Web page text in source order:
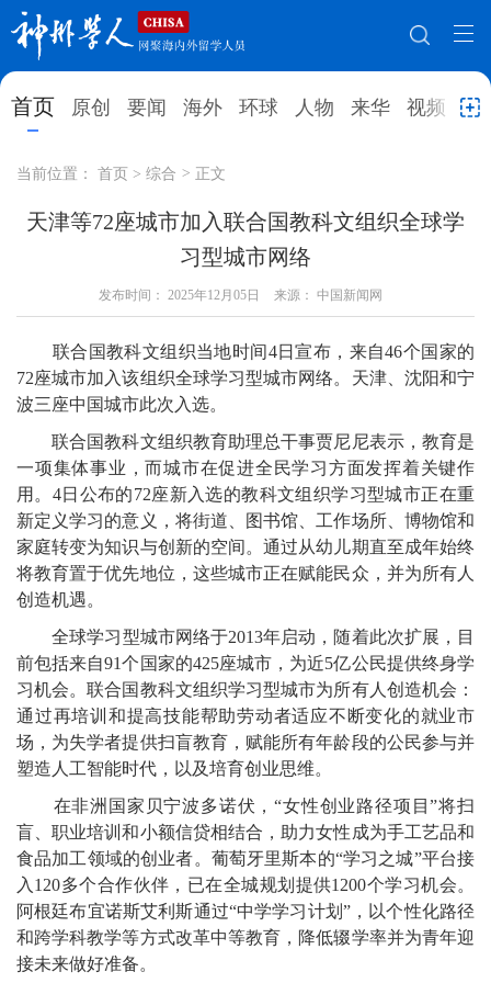
首页 原创 要闻 海外 环球 人物 来华 视频 教
网站地图
首页 原创
环球 人物 来华 视频
就业创业 合作办学
综合 深度 专题 实用信息
招聘信息 更多数据
当前位置： 首页 > 综合 > 正文
天津等72座城市加入联合国教科文组织全球学
习型城市网络
发布时间： 2025年12月05日 来源： 中国新闻网
联合国教科文组织当地时间4日宣布，来自46个国家的
72座城市加入该组织全球学习型城市网络。天津、沈阳和宁
波三座中国城市此次入选。
联合国教科文组织教育助理总干事贾尼尼表示，教育是
一项集体事业，而城市在促进全民学习方面发挥着关键作
用。4日公布的72座新入选的教科文组织学习型城市正在重
新定义学习的意义，将街道、图书馆、工作场所、博物馆和
家庭转变为知识与创新的空间。通过从幼儿期直至成年始终
将教育置于优先地位，这些城市正在赋能民众，并为所有人
创造机遇。
全球学习型城市网络于2013年启动，随着此次扩展，目
前包括来自91个国家的425座城市，为近5亿公民提供终身学
习机会。联合国教科文组织学习型城市为所有人创造机会：
通过再培训和提高技能帮助劳动者适应不断变化的就业市
场，为失学者提供扫盲教育，赋能所有年龄段的公民参与并
塑造人工智能时代，以及培育创业思维。
在非洲国家贝宁波多诺伏，“女性创业路径项目”将扫
盲、职业培训和小额信贷相结合，助力女性成为手工艺品和
食品加工领域的创业者。葡萄牙里斯本的“学习之城”平台接
入120多个合作伙伴，已在全城规划提供1200个学习机会。
阿根廷布宜诺斯艾利斯通过“中学学习计划”，以个性化路径
和跨学科教学等方式改革中等教育，降低辍学率并为青年迎
接未来做好准备。